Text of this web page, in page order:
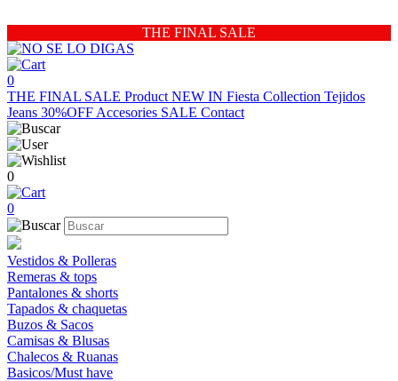
THE FINAL SALE
0
THE FINAL SALE Product NEW IN Fiesta Collection Tejidos
Jeans 30%OFF Accesories SALE Contact
0
0
Vestidos & Polleras
Remeras & tops
Pantalones & shorts
Tapados & chaquetas
Buzos & Sacos
Camisas & Blusas
Chalecos & Ruanas
Basicos/Must have